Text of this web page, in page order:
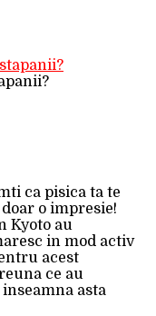
ca pisica ta te
o impresie!
Kyoto au
in mod activ
acest
ce au
asta